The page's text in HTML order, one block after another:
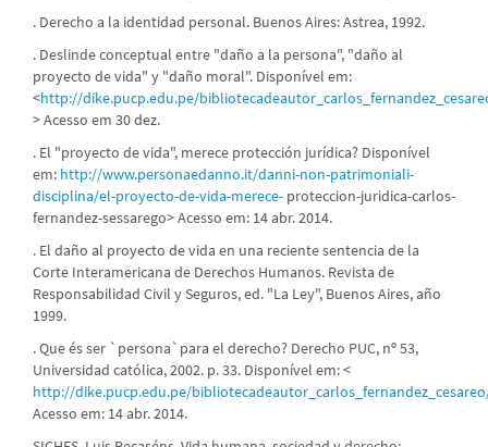
. Derecho a la identidad personal. Buenos Aires: Astrea, 1992.
. Deslinde conceptual entre "daño a la persona", "daño al
proyecto de vida" y "daño moral". Disponível em:
<http://dike.pucp.edu.pe/
> Acesso em 30 dez.
. El "proyecto de vida", merece protección jurídica? Disponível
em: http://www.personaedanno.it/danni-non-patrimoniali-
disciplina/el-proyecto-de-vida-merece- proteccion-juridica-carlos-
fernandez-sessarego> Acesso em: 14 abr. 2014.
. El daño al proyecto de vida en una reciente sentencia de la
Corte Interamericana de Derechos Humanos. Revista de
Responsabilidad Civil y Seguros, ed. "La Ley", Buenos Aires, año
1999.
. Que és ser `persona`para el derecho? Derecho PUC, nº 53,
Universidad católica, 2002. p. 33. Disponível em: <
http://dike.pucp.edu.pe/
Acesso em: 14 abr. 2014.